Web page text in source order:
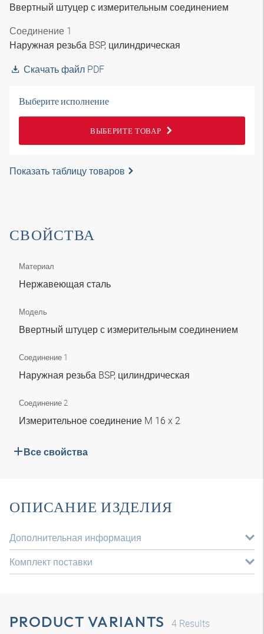
Ввертный штуцер с измерительным соединением
Соединение 1
Наружная резьба BSP, цилиндрическая
Скачать файл PDF
Выберите исполнение
ВЫБЕРИТЕ ТОВАР
Показать таблицу товаров
СВОЙСТВА
Материал
Нержавеющая сталь
Модель
Ввертный штуцер с измерительным соединением
Соединение 1
Наружная резьба BSP, цилиндрическая
Соединение 2
Измерительное соединение M 16 x 2
Все свойства
ОПИСАНИЕ ИЗДЕЛИЯ
Дополнительная информация
Комплект поставки
PRODUCT VARIANTS 4 Results